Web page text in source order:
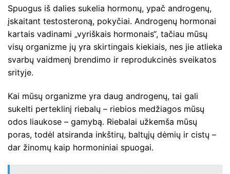
Spuogus iš dalies sukelia hormonų, ypač androgenų,
įskaitant testosteroną, pokyčiai. Androgenų hormonai
kartais vadinami „vyriškais hormonais“, tačiau mūsų
visų organizme jų yra skirtingais kiekiais, nes jie atlieka
svarbų vaidmenį brendimo ir reprodukcinės sveikatos
srityje.
Kai mūsų organizme yra daug androgenų, tai gali
sukelti perteklinį riebalų – riebios medžiagos mūsų
odos liaukose – gamybą. Riebalai užkemša mūsų
poras, todėl atsiranda inkštirų, baltųjų dėmių ir cistų –
dar žinomų kaip hormoniniai spuogai.